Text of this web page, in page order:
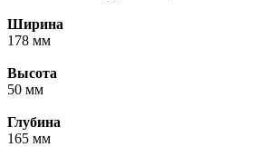
Ширина
178 мм
Высота
50 мм
Глубина
165 мм